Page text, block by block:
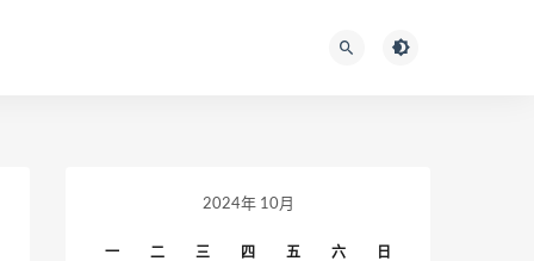
2024年 10月
一 二 三 四 五 六 日